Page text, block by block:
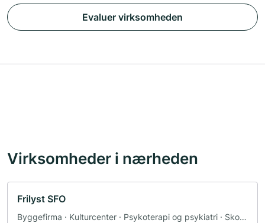
Evaluer virksomheden
Virksomheder i nærheden
Frilyst SFO
Byggefirma · Kulturcenter · Psykoterapi og psykiatri · Skole